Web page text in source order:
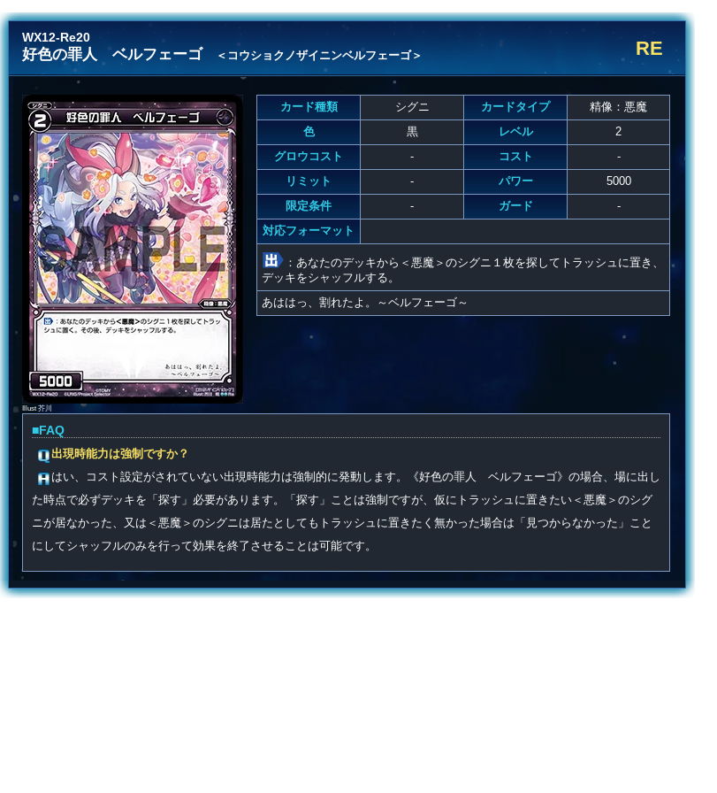
WX12-Re20
好色の罪人 ベルフェーゴ ＜コウショクノザイニンベルフェーゴ＞ RE
Illust 芥川
カード種類 シグニ カードタイプ
精像：悪魔
色
黒 レベル
2
グロウコスト
- コスト
-
リミット
- パワー
5000
限定条件
- ガード
-
対応フォーマット
：あなたのデッキから＜悪魔＞のシグニ１枚を探してトラッシュに置き、
デッキをシャッフルする。
あははっ、割れたよ。～ベルフェーゴ～
■FAQ
出現時能力は強制ですか？
はい、コスト設定がされていない出現時能力は強制的に発動します。《好色の罪人 ベルフェーゴ》の場合、場に出し
た時点で必ずデッキを「探す」必要があります。「探す」ことは強制ですが、仮にトラッシュに置きたい＜悪魔＞のシグ
ニが居なかった、又は＜悪魔＞のシグニは居たとしてもトラッシュに置きたく無かった場合は「見つからなかった」こと
にしてシャッフルのみを行って効果を終了させることは可能です。